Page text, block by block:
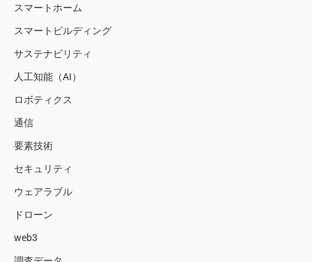
スマートホーム
スマートビルディング
サステナビリティ
人工知能（AI）
ロボティクス
通信
要素技術
セキュリティ
ウェアラブル
ドローン
web3